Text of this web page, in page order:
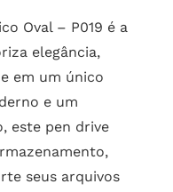
Oval – P019 é a
elegância,
em um único
e um
este pen drive
seus arquivos